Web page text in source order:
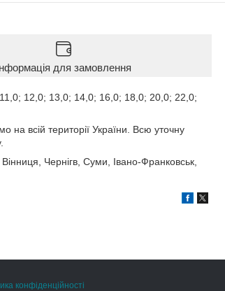
для замовлення
12,0; 13,0; 14,0; 16,0; 18,0; 20,0; 22,0;
на всій території України. Всю уточну
Чернігв, Суми, Івано-Франковськ,
конфіденційності